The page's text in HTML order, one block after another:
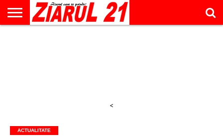
<
ACTUALITATE